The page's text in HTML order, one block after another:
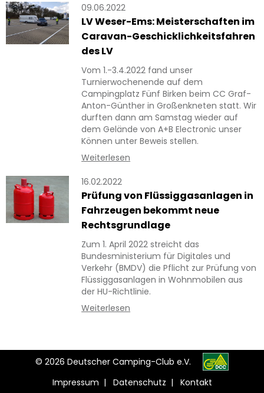
09.06.2022
LV Weser-Ems: Meisterschaften im
Caravan-Geschicklichkeitsfahren
des LV
Vom 1.-3.4.2022 fand unser
Turnierwochenende auf dem
Campingplatz Fünf Birken beim CC Graf-
Anton-Günther in Großenkneten statt. Wir
durften dann am Samstag wieder auf
dem Gelände von A+B Electronic unser
Können unter Beweis stellen.
Weiterlesen
16.02.2022
Prüfung von Flüssiggasanlagen in
Fahrzeugen bekommt neue
Rechtsgrundlage
Zum 1. April 2022 streicht das
Bundesministerium für Digitales und
Verkehr (BMDV) die Pflicht zur Prüfung von
Flüssiggasanlagen in Wohnmobilen aus
der HU-Richtlinie.
Weiterlesen
© 2026 Deutscher Camping-Club e.V.
Impressum | Datenschutz | Kontakt